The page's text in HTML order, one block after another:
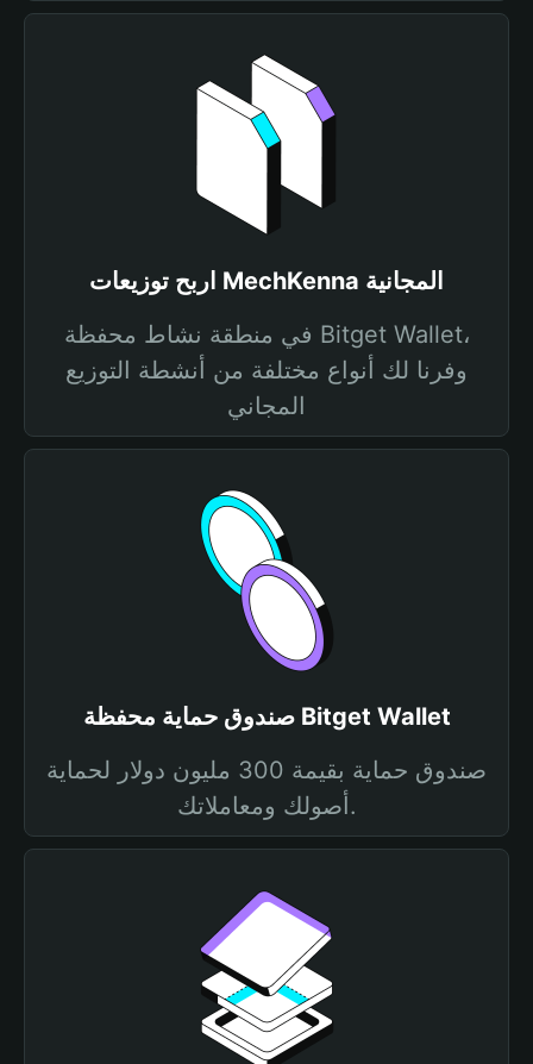
اربح توزيعات MechKenna المجانية
في منطقة نشاط محفظة Bitget Wallet،
وفرنا لك أنواع مختلفة من أنشطة التوزيع
المجاني
صندوق حماية محفظة Bitget Wallet
صندوق حماية بقيمة 300 مليون دولار لحماية
أصولك ومعاملاتك.